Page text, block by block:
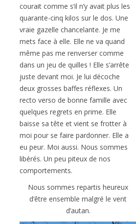
courait comme s’il n’y avait plus les
quarante-cinq kilos sur le dos. Une
vraie gazelle chancelante. Je me
mets face à elle. Elle ne va quand
même pas me renverser comme
dans un jeu de quilles ! Elle s’arrête
juste devant moi. Je lui décoche
deux grosses baffes réflexes. Un
recto verso de bonne famille avec
quelques regrets en prime. Elle
baisse sa tête et vient se frotter à
moi pour se faire pardonner. Elle a
eu peur. Moi aussi. Nous sommes
libérés. Un peu piteux de nos
comportements.
Nous sommes repartis heureux
d’être ensemble malgré le vent
d’autan.